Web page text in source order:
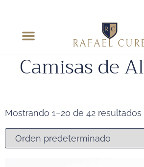
RAFAEL
Camisas de
Mostrando 1–20 de 42 resultados